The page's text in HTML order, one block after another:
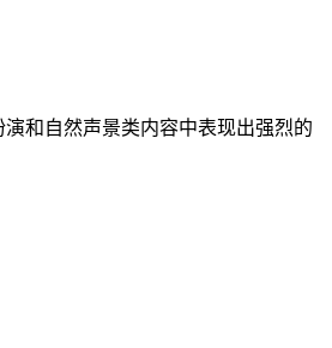
和自然声景类内容中表现出强烈的